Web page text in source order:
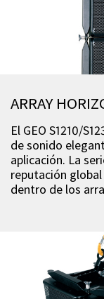
ARRAY
El GEO S1210/
de sonido
aplicación. La
reputación
dentro de los